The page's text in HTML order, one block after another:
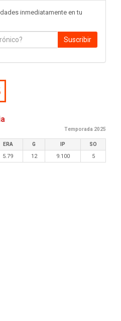
inmediatamente en tu
Suscribir
Temporada 2025
ERA G IP SO
5.79 12 9.100 5